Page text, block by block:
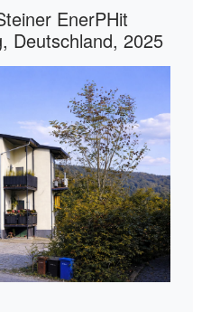
EnerPHit
Deutschland, 2025